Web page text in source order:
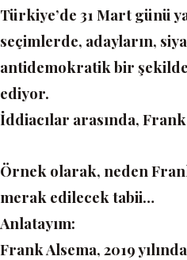
Türkiye’de 31 Mart günü
seçimlerde, adayların,
antidemokratik bir şekilde
ediyor.
İddiacılar arasında,
Örnek olarak, neden
merak edilecek tabii…
Anlatayım:
Frank Alsema, 2019